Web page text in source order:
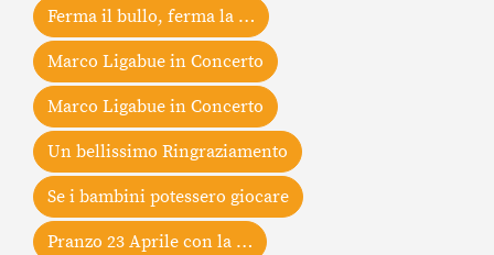
Ferma il bullo, ferma la …
Marco Ligabue in Concerto
Marco Ligabue in Concerto
Un bellissimo Ringraziamento
Se i bambini potessero giocare
Pranzo 23 Aprile con la …